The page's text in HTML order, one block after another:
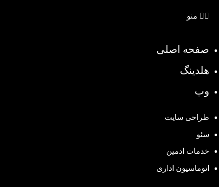
منو
صفحه اصلی
هلدینگ
وب
طراحی سایت
سئو
خدمات ادمین
اتوماسیون اداری